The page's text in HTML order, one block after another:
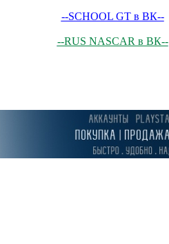
--SCHOOL GT в ВК--
--RUS NASCAR в ВК--